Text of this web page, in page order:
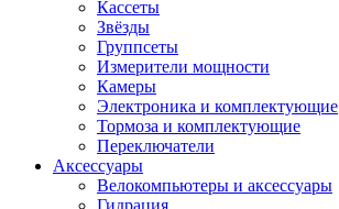
Кассеты
Звёзды
Группсеты
Измерители мощности
Камеры
Электроника и комплектующие
Тормоза и комплектующие
Переключатели
Аксессуары
Велокомпьютеры и аксессуары
Гидрация